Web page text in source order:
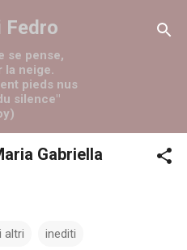
principali
Fedro
se pense,
la neige.
pieds nus
silence"
Gabriella
altri inediti